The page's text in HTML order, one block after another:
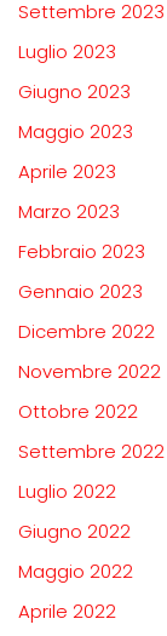
Settembre 2023
Luglio 2023
Giugno 2023
Maggio 2023
Aprile 2023
Marzo 2023
Febbraio 2023
Gennaio 2023
Dicembre 2022
Novembre 2022
Ottobre 2022
Settembre 2022
Luglio 2022
Giugno 2022
Maggio 2022
Aprile 2022